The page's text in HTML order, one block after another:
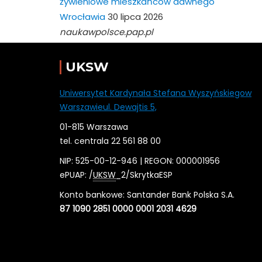
Wrocławia30 lipca 2026
naukawpolsce.pap.pl
UKSW
Uniwersytet Kardynała Stefana Wyszyńskiegow
Warszawieul. Dewajtis 5,
01-815 Warszawa
tel. centrala 22 561 88 00
NIP: 525-00-12-946 | REGON: 000001956
ePUAP: /UKSW _2/SkrytkaESP
Konto bankowe: Santander Bank Polska S.A.
87 1090 2851 0000 0001 2031 4629